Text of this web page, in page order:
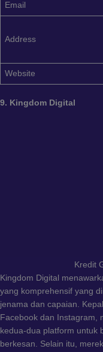
Email
Address
Website
9. Kingdom Digital
Kredit
Kingdom Digital
yang komprehensif yang
jenama dan capaian.
Facebook dan Instagram,
kedua-dua platform untuk
berkesan. Selain itu,